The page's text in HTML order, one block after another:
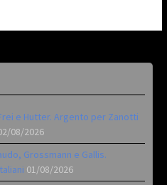
e Hutter. Argento per Zanotti
08/2026
Grossmann e Gallis.
01/08/2026